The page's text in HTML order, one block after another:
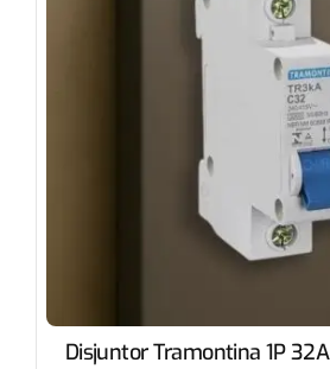
Disjuntor Tramontina 1P 32A